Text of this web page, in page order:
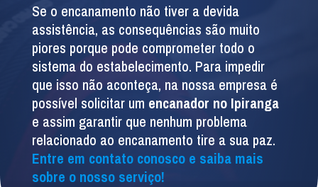
Se o encanamento não tiver a devida
assistência, as consequências são muito
piores porque pode comprometer todo o
sistema do estabelecimento. Para impedir
que isso não aconteça, na nossa empresa é
possível solicitar um encanador no Ipiranga
e assim garantir que nenhum problema
relacionado ao encanamento tire a sua paz.
Entre em contato conosco e saiba mais
sobre o nosso serviço!